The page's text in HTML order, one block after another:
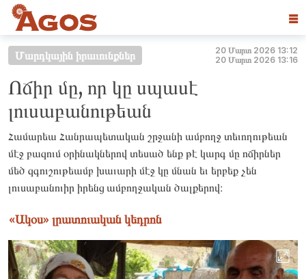
☰
Մարդկային իրաւունքներ
20 Մարտ 2026 13:12
20 Մարտ 2026 13:16
Ոճիր մը, որ կը սպասէ
լուսաբանութեան
Համարեա Հանրապետական շրջանի ամբողջ տեւողութեան
մէջ բազում օրինակներով տեսած ենք թէ կարգ մը ոճիրներ
մեծ զգուշութեամբ խաւարի մէջ կը մնան եւ երբեք չեն
լուսաբանուիր իրենց ամբողջական ծալքերով։
«Ակօս» լրատուական կեդրոն